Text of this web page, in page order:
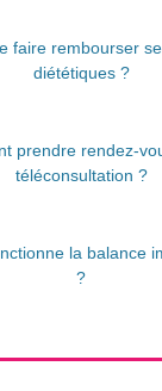
faire rembourser
diététiques ?
prendre rendez-
téléconsultation ?
la balance
?